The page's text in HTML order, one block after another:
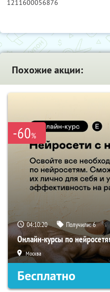
1211600056876
Похожие акции:
-60%
04:10:19 Получили:6
Онлайн-курсы по
Москва
Бесплатно